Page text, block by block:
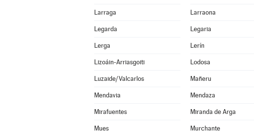
Larraga Larraona
Legarda Legaria
Lerga Lerín
Lizoáin-Arriasgoiti Lodosa
Luzaide/Valcarlos Mañeru
Mendavia Mendaza
Mirafuentes Miranda de Arga
Mues Murchante